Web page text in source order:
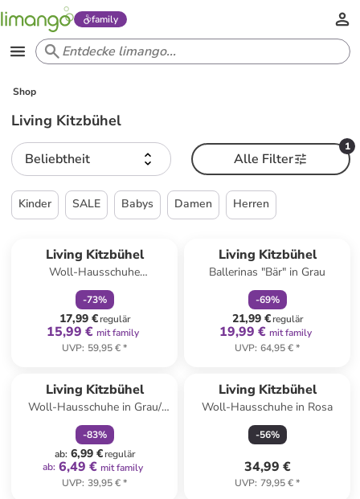
family
Shop
Living Kitzbühel
Beliebtheit
1
Alle Filter
Kinder SALE Babys Damen Herren
Living Kitzbühel
Woll-Hausschuhe
"Gipfelkreuz" in Dunkelblau
-73%
17,99 €regulär
15,99 € mit family
UVP: 59,95 €*
Living Kitzbühel
Ballerinas "Bär" in Grau
-69%
21,99 €regulär
19,99 € mit family
UVP: 64,95 €*
Living Kitzbühel
Woll-Hausschuhe in Grau/
Pflaume
-83%
ab: 6,99 €regulär
ab: 6,49 € mit family
UVP: 39,95 €*
Living Kitzbühel
Woll-Hausschuhe in Rosa
-56%
34,99 €
UVP: 79,95 €*